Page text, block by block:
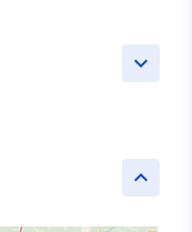
keyboard_arrow_down
keyboard_arrow_up